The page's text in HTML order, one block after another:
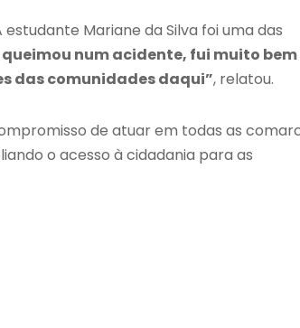
Mariane da Silva foi uma das
num acidente, fui muito bem
das comunidades daqui”, relatou.
de atuar em todas as
o acesso à cidadania para as